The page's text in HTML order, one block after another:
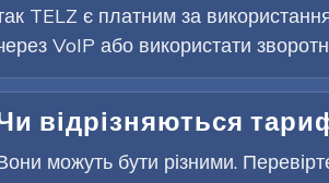
TELZ є платним за
VoIP або використати
відрізняються
можуть бути різними.